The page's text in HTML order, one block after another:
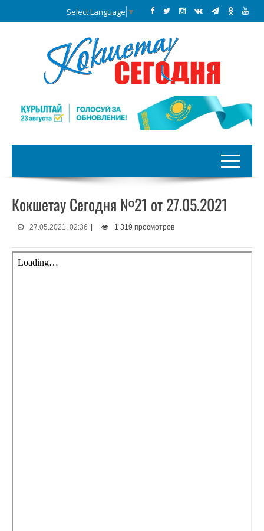
Select Language ▼
Кокшетау Сегодня №21 от 27.05.2021
27.05.2021, 02:36 1 319 просмотров